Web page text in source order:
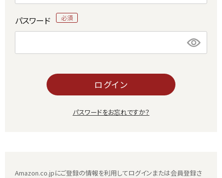
パスワード
ログイン
パスワードをお忘れですか？
Amazon.co.jpにご登録の情報を利用してログインまたは会員登録さ